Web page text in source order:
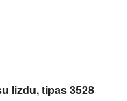
lizdu, tipas 3528